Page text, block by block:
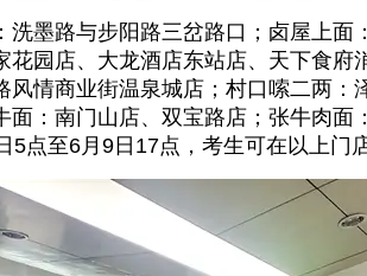
洗墨路与步阳路三岔路口；卤屋上面
花园店、大龙酒店东站店、天下食府
风情商业街温泉城店；村口嗦二两：
面：南门山店、双宝路店；张牛肉面
5点至6月9日17点，考生可在以上门